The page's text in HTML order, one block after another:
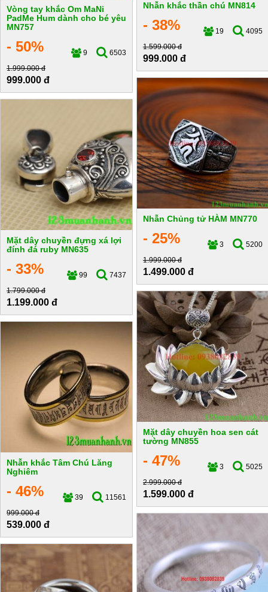
Nhẫn khắc thần chú MN814
- 38% 19
4095
1.599.000 đ
999.000 đ
Vòng tay khắc Om MaNi
PadMe Hum dành cho bé yêu
MN757
- 50% 9
6503
1.999.000 đ
999.000 đ
Nhẫn Chủng tử HÀM MN770
- 25% 3
5200
1.999.000 đ
1.499.000 đ
Mặt dây chuyền đựng xá lợi
đính đá ruby MN635
- 33% 99
7437
1.799.000 đ
1.199.000 đ
Mặt dây chuyền hoa sen cát
tường MN855
- 47% 3
5025
2.999.000 đ
1.599.000 đ
Nhẫn khắc Tâm Chú Lăng
Nghiêm
- 46% 39
11561
999.000 đ
539.000 đ